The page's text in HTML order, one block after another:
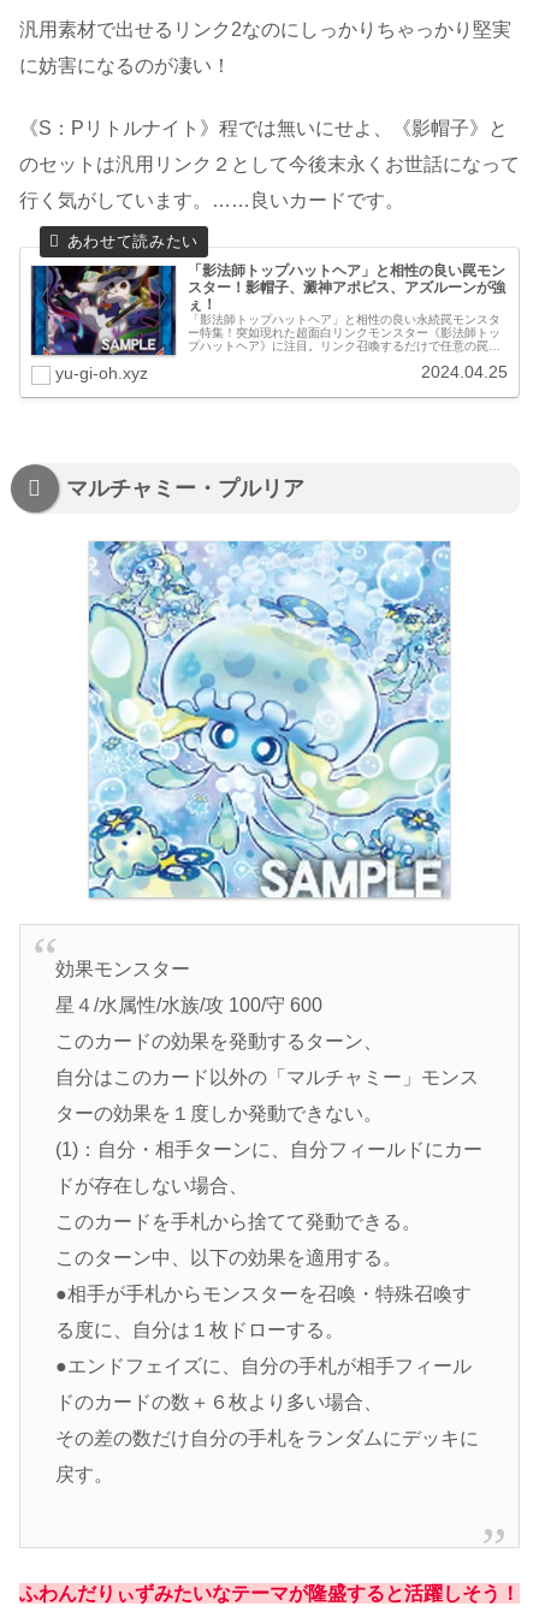
汎用素材で出せるリンク2なのにしっかりちゃっかり堅実
に妨害になるのが凄い！
《S：Pリトルナイト》程では無いにせよ、《影帽子》と
のセットは汎用リンク２として今後末永くお世話になって
行く気がしています。……良いカードです。
「影法師トップハットヘア」と相性の良い罠モン
スター！影帽子、澱神アポピス、アズルーンが強
ぇ！
「影法師トップハットヘア」と相性の良い永続罠モンスタ
ー特集！突如現れた超面白リンクモンスター《影法師トッ
プハットヘア》に注目。リンク召喚するだけで任意の罠モ
yu-gi-oh.xyz 2024.04.25
マルチャミー・プルリア
効果モンスター
星４/水属性/水族/攻 100/守 600
このカードの効果を発動するターン、
自分はこのカード以外の「マルチャミー」モンス
ターの効果を１度しか発動できない。
(1)：自分・相手ターンに、自分フィールドにカー
ドが存在しない場合、
このカードを手札から捨てて発動できる。
このターン中、以下の効果を適用する。
●相手が手札からモンスターを召喚・特殊召喚す
る度に、自分は１枚ドローする。
●エンドフェイズに、自分の手札が相手フィール
ドのカードの数＋６枚より多い場合、
その差の数だけ自分の手札をランダムにデッキに
戻す。
ふわんだりぃずみたいなテーマが隆盛すると活躍しそう！